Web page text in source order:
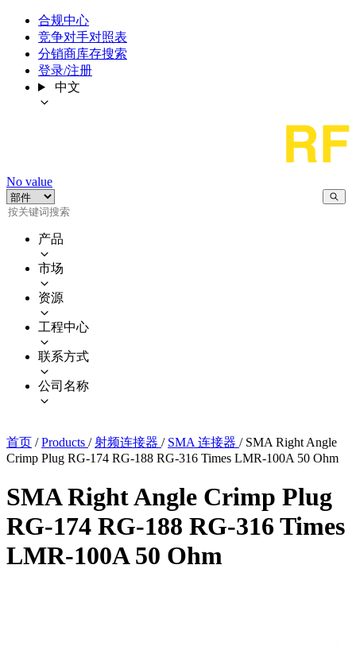
合规中心
竞争对手对照表
分销商库存搜索
登录/注册
中文
No value
产品
市场
资源
工程中心
联系方式
公司名称
首页 / Products / 射频连接器 / SMA 连接器 / SMA Right Angle
Crimp Plug RG-174 RG-188 RG-316 Times LMR-100A 50 Ohm
SMA Right Angle Crimp Plug
RG-174 RG-188 RG-316 Times
LMR-100A 50 Ohm